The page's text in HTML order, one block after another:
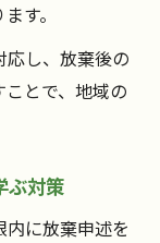
す。
応し、放棄後の
とで、地域の
ぶ対策
に放棄申述を